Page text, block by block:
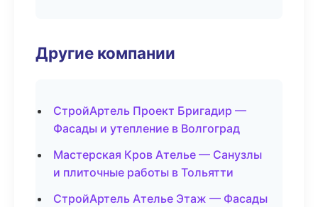
Другие компании
СтройАртель Проект Бригадир —
Фасады и утепление в Волгоград
Мастерская Кров Ателье — Санузлы
и плиточные работы в Тольятти
СтройАртель Ателье Этаж — Фасады